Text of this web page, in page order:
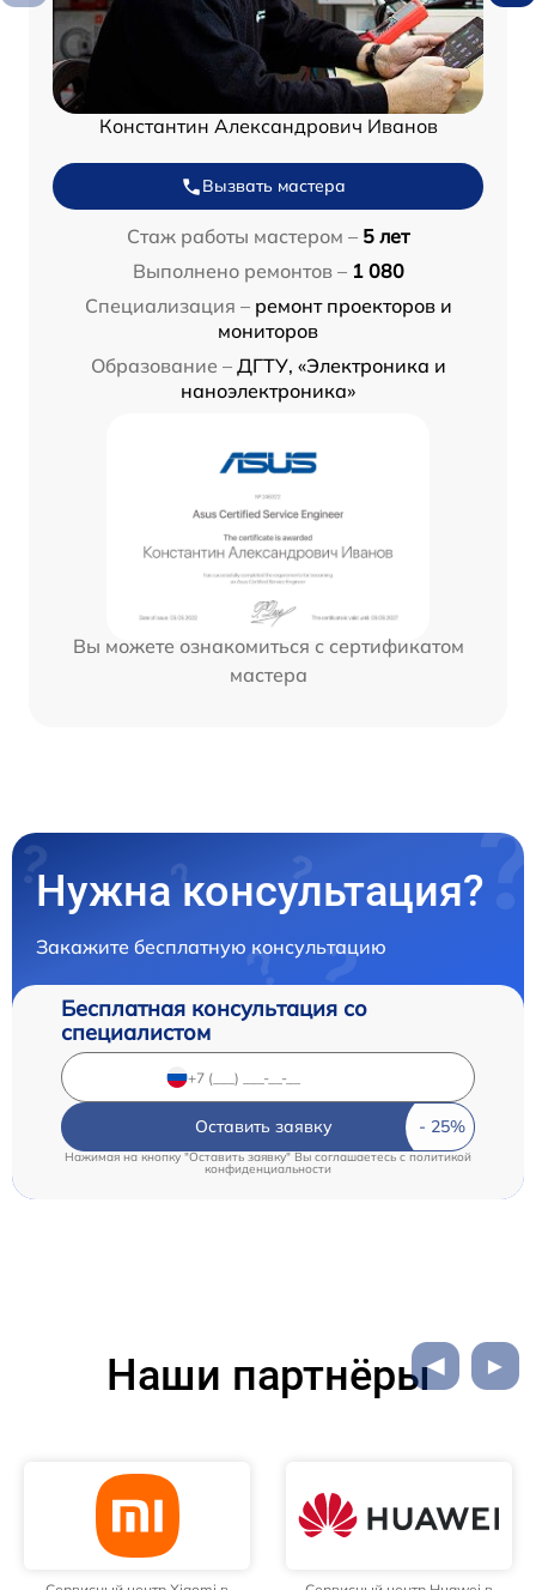
Константин Александрович Иванов
Вызвать мастера
Стаж работы мастером – 5 лет
Выполнено ремонтов – 1 080
Специализация – ремонт проекторов и
мониторов
Образование – ДГТУ, «Электроника и
наноэлектроника»
Вы можете ознакомиться с сертификатом
мастера
Нужна консультация?
Закажите бесплатную консультацию
Бесплатная консультация со
специалистом
Оставить заявку
Нажимая на кнопку "Оставить заявку" Вы соглашаетесь c политикой
конфиденциальности
Наши партнёры